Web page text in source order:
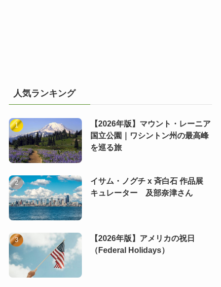
人気ランキング
【2026年版】マウント・レーニア
国立公園｜ワシントン州の最高峰
を巡る旅
イサム・ノグチ x 斉白石 作品展
キュレーター 及部奈津さん
【2026年版】アメリカの祝日
（Federal Holidays）